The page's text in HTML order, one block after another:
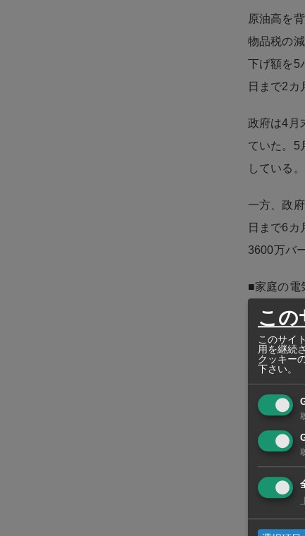
原油高を
物品税の
下げ額を5
日まで2カ
政府は4月
ていた。5
している。
一方、政
日まで6カ
3600万バ
■家庭の電
同日の閣
が過去最
キロワッ
大で約2割
この
このサイ
用を継続
クッキー
下さい。